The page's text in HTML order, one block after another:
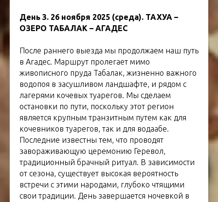
День 3. 26 ноября 2025 (среда). ТАХУА –
ОЗЕРО ТАБАЛАК – АГАДЕС
После раннего выезда мы продолжаем наш путь
в Агадес. Маршрут пролегает мимо
живописного пруда Табалак, жизненно важного
водопоя в засушливом ландшафте, и рядом с
лагерями кочевых туарегов. Мы сделаем
остановки по пути, поскольку этот регион
является крупным транзитным путем как для
кочевников туарегов, так и для водаабе.
Последние известны тем, что проводят
завораживающую церемонию Геревол,
традиционный брачный ритуал. В зависимости
от сезона, существует высокая вероятность
встречи с этими народами, глубоко чтящими
свои традиции. День завершается ночевкой в